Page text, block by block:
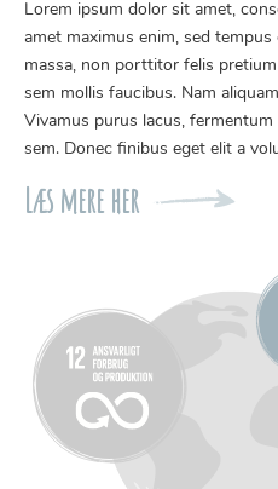
Lorem ipsum dolor sit amet,
amet maximus enim, sed
massa, non porttitor felis
sem mollis faucibus. Nam
Vivamus purus lacus,
sem. Donec finibus eget elit a
Læs mere her